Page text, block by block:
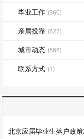
毕业工作 (360)
亲属投靠 (627)
城市动态 (566)
联系方式 (1)
北京应届毕业生落户政